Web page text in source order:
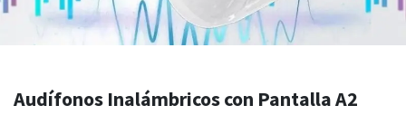
Audífonos Inalámbricos con Pantalla A2